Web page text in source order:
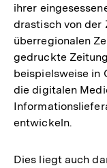
ihrer
drastisch von der
überregionalen
gedruckte
beispielsweise in
die digitalen
entwickeln.
Dies liegt auch